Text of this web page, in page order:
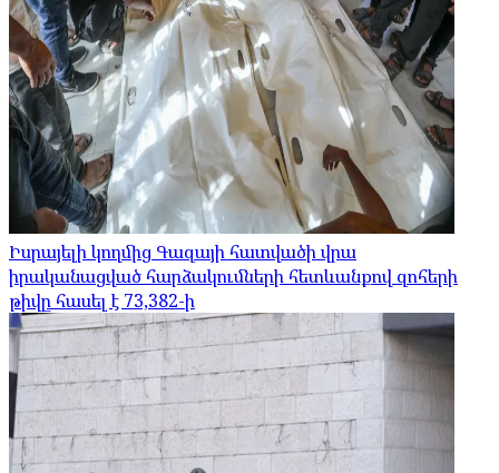
Իսրայելի կողմից Գազայի հատվածի վրա
իրականացված հարձակումների հետևանքով զոհերի
թիվը հասել է 73,382-ի